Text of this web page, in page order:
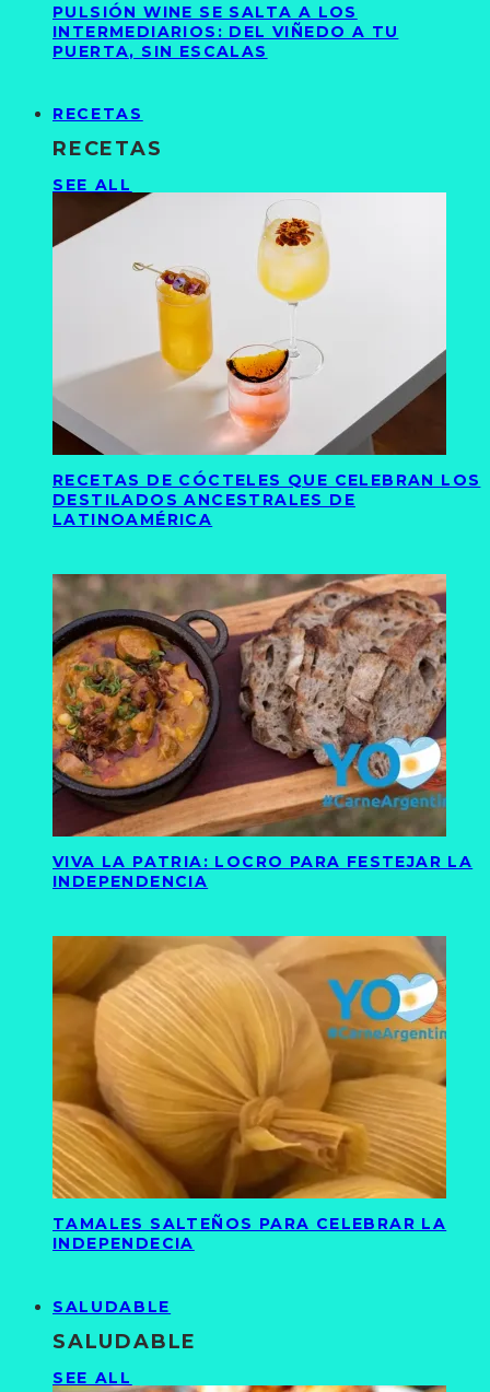
PULSIÓN WINE SE SALTA A LOS
INTERMEDIARIOS: DEL VIÑEDO A TU
PUERTA, SIN ESCALAS
RECETAS
RECETAS
SEE ALL
RECETAS DE CÓCTELES QUE CELEBRAN LOS
DESTILADOS ANCESTRALES DE
LATINOAMÉRICA
VIVA LA PATRIA: LOCRO PARA FESTEJAR LA
INDEPENDENCIA
TAMALES SALTEÑOS PARA CELEBRAR LA
INDEPENDECIA
SALUDABLE
SALUDABLE
SEE ALL